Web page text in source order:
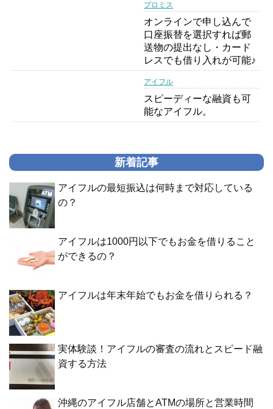
プロミス
オンラインで申し込んで
口座振替を選択すれば郵
送物の提出なし・カード
レスでも借り入れが可能♪
アイフル
スピーディーな融資も可
能なアイフル。
新着記事
アイフルの最短振込は何時まで対応している
の？
アイフルは1000円以下でもお金を借りること
ができるの？
アイフルは年末年始でもお金を借りられる？
実体験談！アイフルの審査の流れとスピード融
資する方法
沖縄のアイフル店舗とATMの場所と営業時間